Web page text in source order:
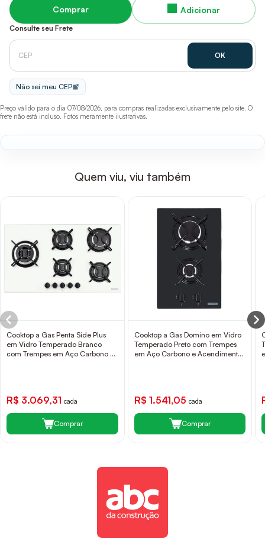
Comprar
Consulte seu Frete
Não sei meu CEP
Preço válido para o dia 07/08/2026, para compras realizadas exclusivamente pelo site. O
frete não está incluso. Fotos meramente ilustrativas.
Quem viu, viu também
Cooktop a Gás Penta Side Plus
em Vidro Temperado Branco
com Trempes em Aço Carbono e
R$ 3.069,31 cada
Comprar
Cooktop a Gás Dominó em Vidro
Temperado Preto com Trempes
em Aço Carbono e Acendimento
R$ 1.541,05 cada
Comprar